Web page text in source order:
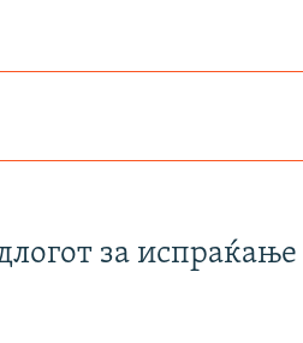
за испраќање